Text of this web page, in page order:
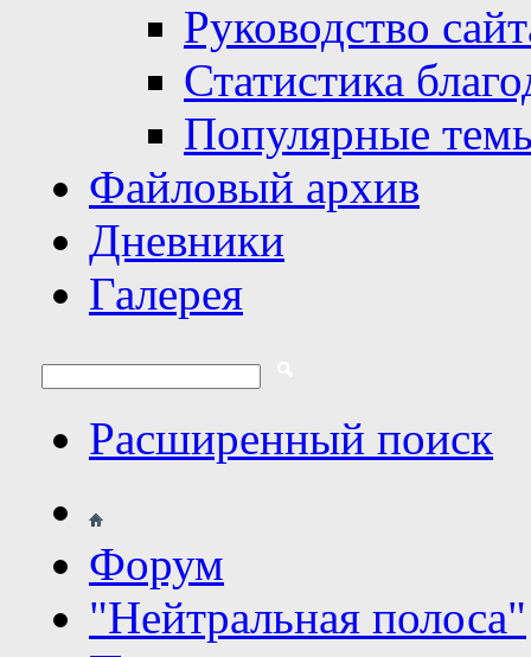
Руководство
Статистика
Популярные
Файловый архив
Дневники
Галерея
Расширенный поиск
Форум
"Нейтральная полоса"